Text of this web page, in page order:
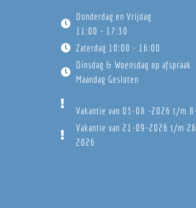
Donderdag en Vrijdag
11:00 - 17:30
Zaterdag 10:00 - 16:00
Dinsdag & Woensdag op afspraak
Maandag Gesloten
Vakantie van 03-08 -2026 t/m
Vakantie van 21-09-2026 t/m
2026